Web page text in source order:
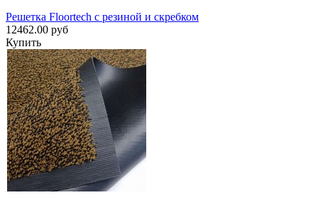
Решетка Floortech с резиной и скребком
12462.00 руб
Купить